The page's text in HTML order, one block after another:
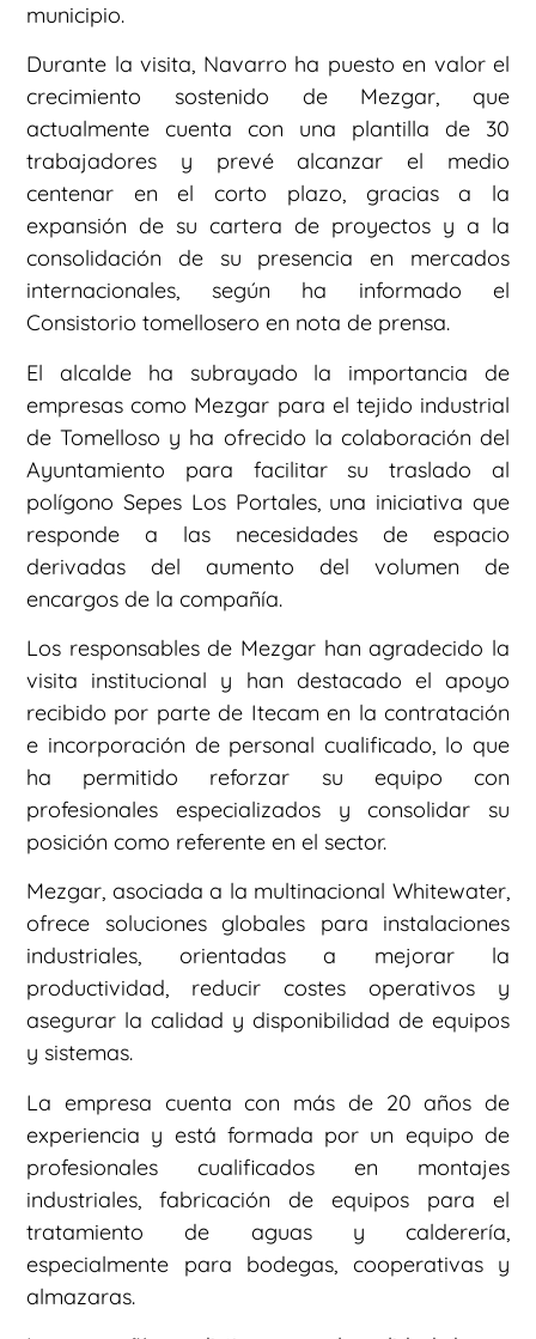
municipio.
Durante la visita, Navarro ha puesto en valor el
crecimiento sostenido de Mezgar, que
actualmente cuenta con una plantilla de 30
trabajadores y prevé alcanzar el medio
centenar en el corto plazo, gracias a la
expansión de su cartera de proyectos y a la
consolidación de su presencia en mercados
internacionales, según ha informado el
Consistorio tomellosero en nota de prensa.
El alcalde ha subrayado la importancia de
empresas como Mezgar para el tejido industrial
de Tomelloso y ha ofrecido la colaboración del
Ayuntamiento para facilitar su traslado al
polígono Sepes Los Portales, una iniciativa que
responde a las necesidades de espacio
derivadas del aumento del volumen de
encargos de la compañía.
Los responsables de Mezgar han agradecido la
visita institucional y han destacado el apoyo
recibido por parte de Itecam en la contratación
e incorporación de personal cualificado, lo que
ha permitido reforzar su equipo con
profesionales especializados y consolidar su
posición como referente en el sector.
Mezgar, asociada a la multinacional Whitewater,
ofrece soluciones globales para instalaciones
industriales, orientadas a mejorar la
productividad, reducir costes operativos y
asegurar la calidad y disponibilidad de equipos
y sistemas.
La empresa cuenta con más de 20 años de
experiencia y está formada por un equipo de
profesionales cualificados en montajes
industriales, fabricación de equipos para el
tratamiento de aguas y calderería,
especialmente para bodegas, cooperativas y
almazaras.